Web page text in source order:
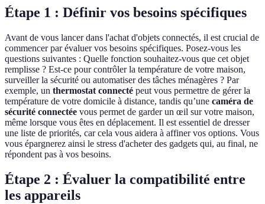
Étape 1 : Définir vos besoins spécifiques
Avant de vous lancer dans l'achat d'objets connectés, il est crucial de
commencer par évaluer vos besoins spécifiques. Posez-vous les
questions suivantes : Quelle fonction souhaitez-vous que cet objet
remplisse ? Est-ce pour contrôler la température de votre maison,
surveiller la sécurité ou automatiser des tâches ménagères ? Par
exemple, un thermostat connecté peut vous permettre de gérer la
température de votre domicile à distance, tandis qu’une caméra de
sécurité connectée vous permet de garder un œil sur votre maison,
même lorsque vous êtes en déplacement. Il est essentiel de dresser
une liste de priorités, car cela vous aidera à affiner vos options. Vous
vous épargnerez ainsi le stress d'acheter des gadgets qui, au final, ne
répondent pas à vos besoins.
Étape 2 : Évaluer la compatibilité entre
les appareils